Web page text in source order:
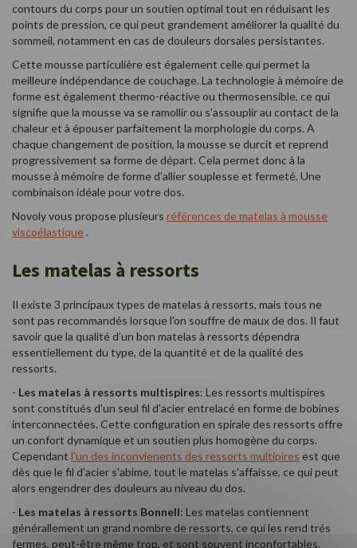
contours du corps pour un soutien optimal tout en réduisant les
points de pression, ce qui peut grandement améliorer la qualité du
sommeil, notamment en cas de douleurs dorsales persistantes.
Cette mousse particulière est également celle qui permet la
meilleure indépendance de couchage. La technologie à mémoire de
forme est également thermo-réactive ou thermosensible, ce qui
signifie que la mousse va se ramollir ou s’assouplir au contact de la
chaleur et à épouser parfaitement la morphologie du corps. A
chaque changement de position, la mousse se durcit et reprend
progressivement sa forme de départ. Cela permet donc à la
mousse à mémoire de forme d’allier souplesse et fermeté. Une
combinaison idéale pour votre dos.
Novoly vous propose plusieurs références de matelas à mousse
viscoélastique .
Les matelas à ressorts
Il existe 3 principaux types de matelas à ressorts, mais tous ne
sont pas recommandés lorsque l'on souffre de maux de dos. Il faut
savoir que la qualité d’un bon matelas à ressorts dépendra
essentiellement du type, de la quantité et de la qualité des
ressorts.
- Les matelas à ressorts multispires: Les ressorts multispires
sont constitués d’un seul fil d’acier entrelacé en forme de bobines
interconnectées. Cette configuration en spirale des ressorts offre
un confort dynamique et un soutien plus homogène du corps.
Cependant l'un des inconvienents des ressorts multipires est que
dès que le fil d'acier s'abime, tout le matelas s'affaisse, ce qui peut
alors engendrer des douleurs au niveau du dos.
- Les matelas à ressorts Bonnell: Les matelas contiennent
générallement un grand nombre de ressorts, ce qui les rend trés
fermes, peut-être même trop, et sont souvent inconfortables.